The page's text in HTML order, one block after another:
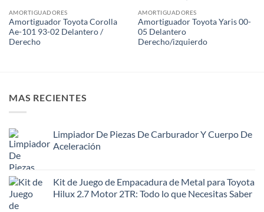
AMORTIGUADORES
Amortiguador Toyota Corolla
Ae-101 93-02 Delantero /
Derecho
AMORTIGUADORES
Amortiguador Toyota Yaris 00-
05 Delantero
Derecho/izquierdo
MAS RECIENTES
Limpiador De Piezas De Carburador Y Cuerpo De
Aceleración
Kit de Juego de Empacadura de Metal para Toyota
Hilux 2.7 Motor 2TR: Todo lo que Necesitas Saber